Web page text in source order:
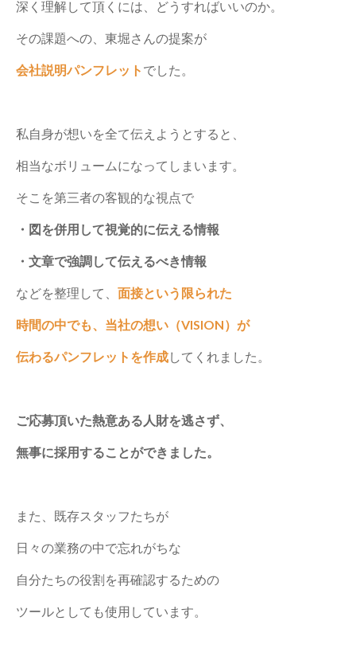
深く理解して頂くには、どうすればいいのか。
その課題への、東堀さんの提案が
会社説明パンフレット でした。
私自身が想いを全て伝えようとすると、
相当なボリュームになってしまいます。
そこを第三者の客観的な視点で
・図を併用して視覚的に伝える情報
・文章で強調して伝えるべき情報
などを整理して、 面接という限られた
時間の中でも、当社の想い（VISION）が
伝わるパンフレットを作成してくれました。
ご応募頂いた熱意ある人財を逃さず、
無事に採用することができました。
また、既存スタッフたちが
日々の業務の中で忘れがちな
自分たちの役割を再確認するための
ツールとしても使用しています。